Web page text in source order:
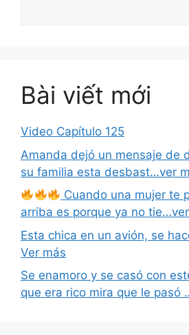
Bài viết mới
Video Capítulo 125
Amanda dejó un mensaje de
su familia esta desbast…ver
Cuando una mujer te
arriba es porque ya no
Esta chica en un avión, se
Ver más
Se enamoro y se casó con
que era rico mira que le pasó